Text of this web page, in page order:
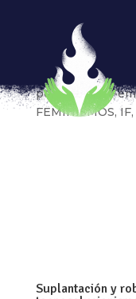
Suplantación de
desde lo legal
Parte 3
porInternet
FEMINISMOS, IF,
Suplantación y